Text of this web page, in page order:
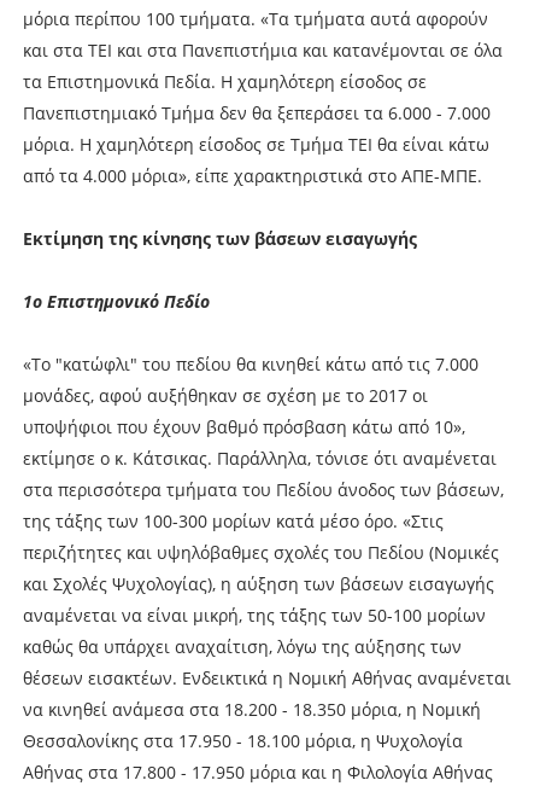
μόρια περίπου 100 τμήματα. «Τα τμήματα αυτά αφορούν
και στα ΤΕΙ και στα Πανεπιστήμια και κατανέμονται σε όλα
τα Επιστημονικά Πεδία. Η χαμηλότερη είσοδος σε
Πανεπιστημιακό Τμήμα δεν θα ξεπεράσει τα 6.000 - 7.000
μόρια. Η χαμηλότερη είσοδος σε Τμήμα ΤΕΙ θα είναι κάτω
από τα 4.000 μόρια», είπε χαρακτηριστικά στο ΑΠΕ-ΜΠΕ.
Εκτίμηση της κίνησης των βάσεων εισαγωγής
1ο Επιστημονικό Πεδίο
«Το "κατώφλι" του πεδίου θα κινηθεί κάτω από τις 7.000
μονάδες, αφού αυξήθηκαν σε σχέση με το 2017 οι
υποψήφιοι που έχουν βαθμό πρόσβαση κάτω από 10»,
εκτίμησε ο κ. Κάτσικας. Παράλληλα, τόνισε ότι αναμένεται
στα περισσότερα τμήματα του Πεδίου άνοδος των βάσεων,
της τάξης των 100-300 μορίων κατά μέσο όρο. «Στις
περιζήτητες και υψηλόβαθμες σχολές του Πεδίου (Νομικές
και Σχολές Ψυχολογίας), η αύξηση των βάσεων εισαγωγής
αναμένεται να είναι μικρή, της τάξης των 50-100 μορίων
καθώς θα υπάρχει αναχαίτιση, λόγω της αύξησης των
θέσεων εισακτέων. Ενδεικτικά η Νομική Αθήνας αναμένεται
να κινηθεί ανάμεσα στα 18.200 - 18.350 μόρια, η Νομική
Θεσσαλονίκης στα 17.950 - 18.100 μόρια, η Ψυχολογία
Αθήνας στα 17.800 - 17.950 μόρια και η Φιλολογία Αθήνας